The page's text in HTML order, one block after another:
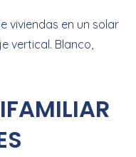
viviendas en un solar
vertical. Blanco,